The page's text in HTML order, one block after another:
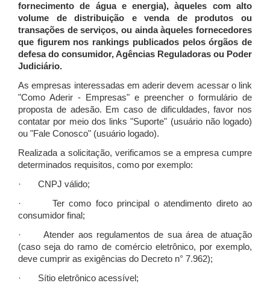
fornecimento de água e energia), àqueles com alto
volume de distribuição e venda de produtos ou
transações de serviços, ou ainda àqueles fornecedores
que figurem nos rankings publicados pelos órgãos de
defesa do consumidor, Agências Reguladoras ou Poder
Judiciário.
As empresas interessadas em aderir devem acessar o link
"Como Aderir - Empresas" e preencher o formulário de
proposta de adesão. Em caso de dificuldades, favor nos
contatar por meio dos links "Suporte" (usuário não logado)
ou "Fale Conosco" (usuário logado).
Realizada a solicitação, verificamos se a empresa cumpre
determinados requisitos, como por exemplo:
· CNPJ válido;
· Ter como foco principal o atendimento direto ao
consumidor final;
· Atender aos regulamentos de sua área de atuação
(caso seja do ramo de comércio eletrônico, por exemplo,
deve cumprir as exigências do Decreto n° 7.962);
· Sítio eletrônico acessível;